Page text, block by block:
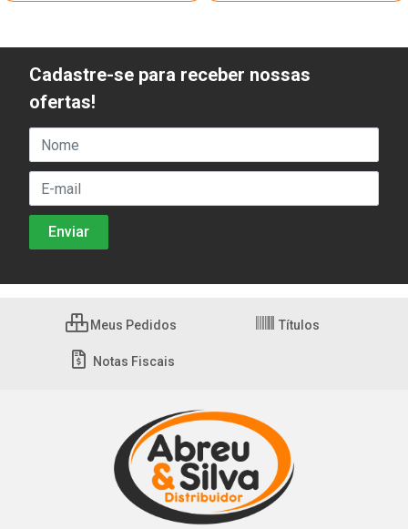
Cadastre-se para receber nossas
ofertas!
Meus Pedidos Títulos
Notas Fiscais